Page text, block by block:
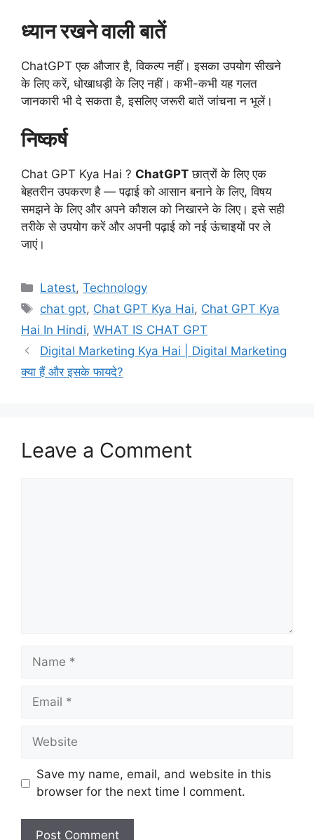
ध्यान रखने वाली बातें
ChatGPT एक औजार है, विकल्प नहीं। इसका उपयोग सीखने
के लिए करें, धोखाधड़ी के लिए नहीं। कभी-कभी यह गलत
जानकारी भी दे सकता है, इसलिए जरूरी बातें जांचना न भूलें।
निष्कर्ष
Chat GPT Kya Hai ? ChatGPT छात्रों के लिए एक
बेहतरीन उपकरण है — पढ़ाई को आसान बनाने के लिए, विषय
समझने के लिए और अपने कौशल को निखारने के लिए। इसे सही
तरीके से उपयोग करें और अपनी पढ़ाई को नई ऊंचाइयों पर ले
जाएं।
Categories
Latest,Technology
Tags
chat gpt, Chat GPT Kya Hai, Chat GPT Kya
Hai In Hindi, WHAT IS CHAT GPT
Digital Marketing Kya Hai | Digital Marketing
क्या हैं और इसके फायदे?
Leave a Comment
Name
Email
Website
Save my name, email, and website in this
browser for the next time I comment.